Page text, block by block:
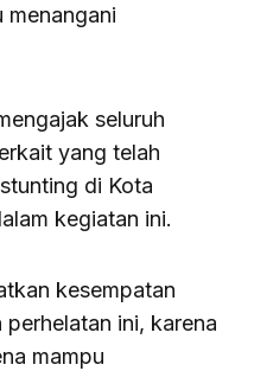
menangani
seluruh
yang telah
di Kota
kegiatan ini.
kesempatan
ini, karena
mampu